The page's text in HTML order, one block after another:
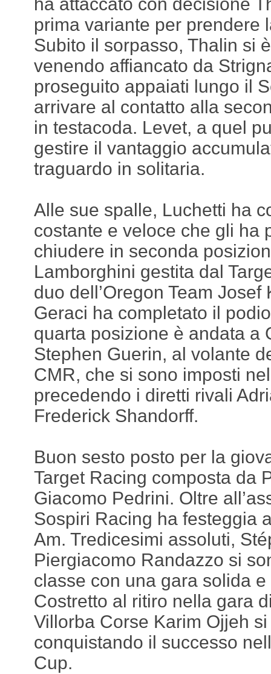
ha attaccato con decisione
prima variante per prendere
Subito il sorpasso, Thalin si
venendo affiancato da
proseguito appaiati lungo il
arrivare al contatto alla
in testacoda. Levet, a quel
gestire il vantaggio
traguardo in solitaria.
Alle sue spalle, Luchetti ha
costante e veloce che gli ha
chiudere in seconda
Lamborghini gestita dal
duo dell’Oregon Team
Geraci ha completato il
quarta posizione è andata a
Stephen Guerin, al volante
CMR, che si sono imposti
precedendo i diretti rivali
Frederick Shandorff.
Buon sesto posto per la
Target Racing composta da
Giacomo Pedrini. Oltre
Sospiri Racing ha festeggia
Am. Tredicesimi assoluti,
Piergiacomo Randazzo si
classe con una gara solida
Costretto al ritiro nella gara
Villorba Corse Karim Ojjeh
conquistando il successo
Cup.